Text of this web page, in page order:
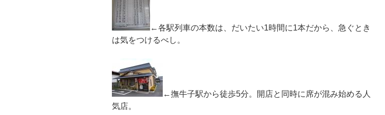
←各駅列車の本数は、だいたい1時間に1本だから、急ぐとき
は気をつけるべし。
←撫牛子駅から徒歩5分。開店と同時に席が混み始める人
気店。